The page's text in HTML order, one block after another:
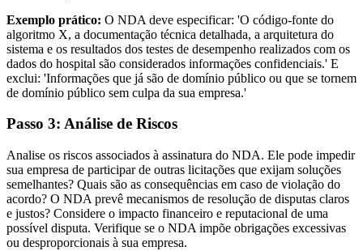
Exemplo prático: O NDA deve especificar: 'O código-fonte do
algoritmo X, a documentação técnica detalhada, a arquitetura do
sistema e os resultados dos testes de desempenho realizados com os
dados do hospital são considerados informações confidenciais.' E
exclui: 'Informações que já são de domínio público ou que se tornem
de domínio público sem culpa da sua empresa.'
Passo 3: Análise de Riscos
Analise os riscos associados à assinatura do NDA. Ele pode impedir
sua empresa de participar de outras licitações que exijam soluções
semelhantes? Quais são as consequências em caso de violação do
acordo? O NDA prevê mecanismos de resolução de disputas claros
e justos? Considere o impacto financeiro e reputacional de uma
possível disputa. Verifique se o NDA impõe obrigações excessivas
ou desproporcionais à sua empresa.